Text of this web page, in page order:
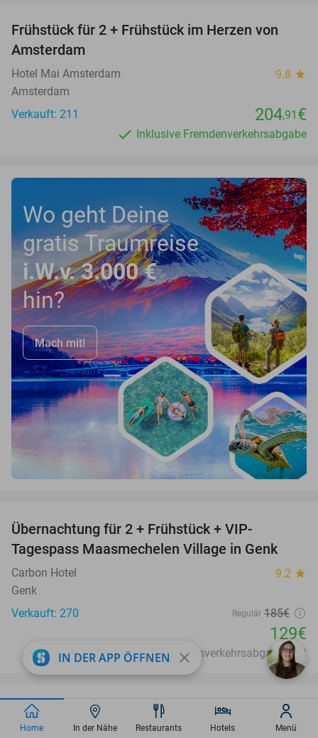
Frühstück für 2 + Frühstück im Herzen von
Amsterdam
Hotel Mai Amsterdam 9.8 star
Amsterdam
Verkauft: 211
204,91 €
Inklusive Fremdenverkehrsabgabe
Wo geht Deine
gratis Traumreise
i.W.v. 3.000 €
hin?
Mach mit!
Übernachtung für 2 + Frühstück + VIP-
Tagespass Maasmechelen Village in Genk
Carbon Hotel 9.2 star
Genk
Verkauft: 270
Regulär 185€
129€
Exkl. ca. 7,50€ Fremdenverkehrsabgabe p. P.
33%
favorite_border
Übernachtung für 2 + Frühstück im Herzen von
Genk
IN DER APP ÖFFNEN close
Home In der Nähe Restaurants Hotels Menü